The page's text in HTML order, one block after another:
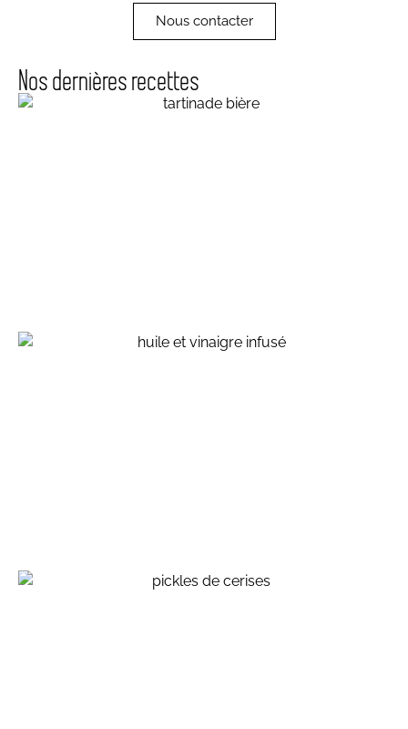
Nous contacter
Nos dernières recettes